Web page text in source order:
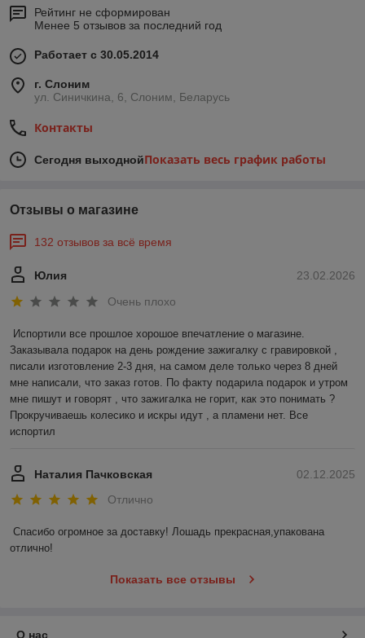
Рейтинг не сформирован
Менее 5 отзывов за последний год
Работает с 30.05.2014
г. Слоним
ул. Синичкина, 6, Слоним, Беларусь
Контакты
Сегодня выходнойПоказать весь график работы
Отзывы о магазине
132 отзывов за всё время
23.02.2026
Юлия
Очень плохо
Испортили все прошлое хорошое впечатление о магазине.
Заказывала подарок на день рождение зажигалку с гравировкой ,
писали изготовление 2-3 дня, на самом деле только через 8 дней
мне написали, что заказ готов. По факту подарила подарок и утром
мне пишут и говорят , что зажигалка не горит, как это понимать ?
Прокручиваешь колесико и искры идут , а пламени нет. Все
испортил
02.12.2025
Наталия Пачковская
Отлично
Спасибо огромное за доставку! Лошадь прекрасная,упакована
отлично!
Показать все отзывы
О нас